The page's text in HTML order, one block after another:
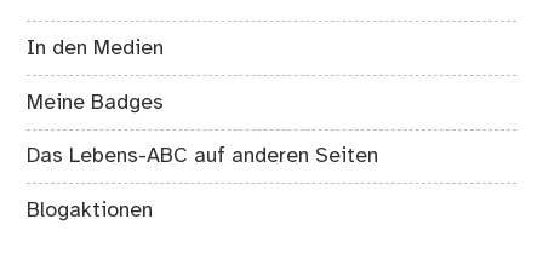
In den Medien
Meine Badges
Das Lebens-ABC auf anderen Seiten
Blogaktionen